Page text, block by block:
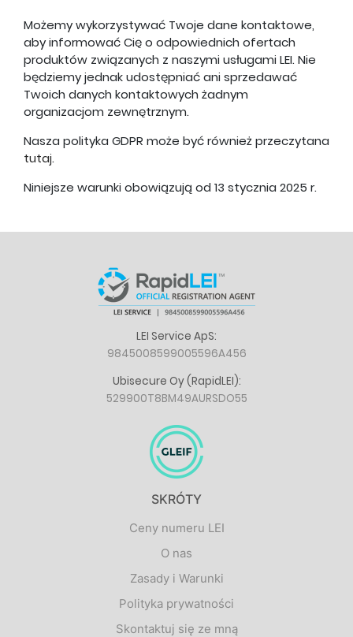
Możemy wykorzystywać Twoje dane kontaktowe,
aby informować Cię o odpowiednich ofertach
produktów związanych z naszymi usługami LEI. Nie
będziemy jednak udostępniać ani sprzedawać
Twoich danych kontaktowych żadnym
organizacjom zewnętrznym.
Nasza polityka GDPR może być również przeczytana
tutaj.
Niniejsze warunki obowiązują od 13 stycznia 2025 r.
LEI Service ApS:
9845008599005596A456
Ubisecure Oy (RapidLEI):
529900T8BM49AURSDO55
SKRÓTY
Ceny numeru LEI
O nas
Zasady i Warunki
Polityka prywatności
Skontaktuj się ze mną